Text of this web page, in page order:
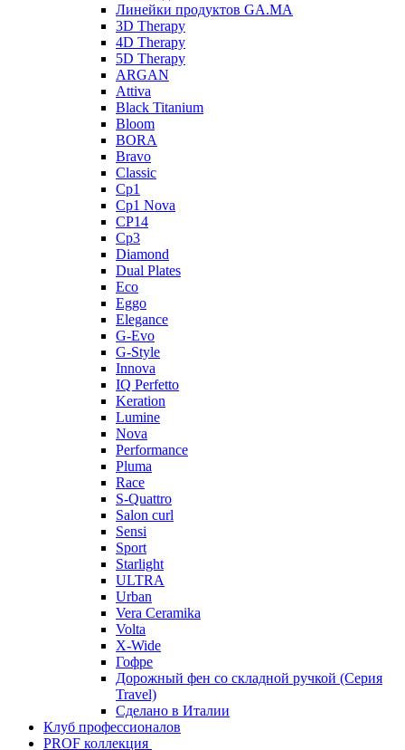
Линейки продуктов GA.MA
3D Therapy
4D Therapy
5D Therapy
ARGAN
Attiva
Black Titanium
Bloom
BORA
Bravo
Classic
Cp1
Cp1 Nova
CP14
Cp3
Diamond
Dual Plates
Eco
Eggo
Elegance
G-Evo
G-Style
Innova
IQ Perfetto
Keration
Lumine
Nova
Performance
Pluma
Race
S-Quattro
Salon curl
Sensi
Sport
Starlight
ULTRA
Urban
Vera Ceramika
Volta
X-Wide
Гофре
Дорожный фен со складной ручкой (Серия
Travel)
Сделано в Италии
Клуб профессионалов
PROF коллекция